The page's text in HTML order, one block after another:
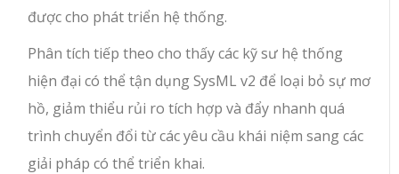
được cho phát triển hệ thống.
Phân tích tiếp theo cho thấy các kỹ sư hệ thống
hiện đại có thể tận dụng SysML v2 để loại bỏ sự mơ
hồ, giảm thiểu rủi ro tích hợp và đẩy nhanh quá
trình chuyển đổi từ các yêu cầu khái niệm sang các
giải pháp có thể triển khai.